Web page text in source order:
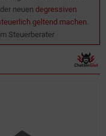
neuen degressiven
geltend machen.
Steuerberater